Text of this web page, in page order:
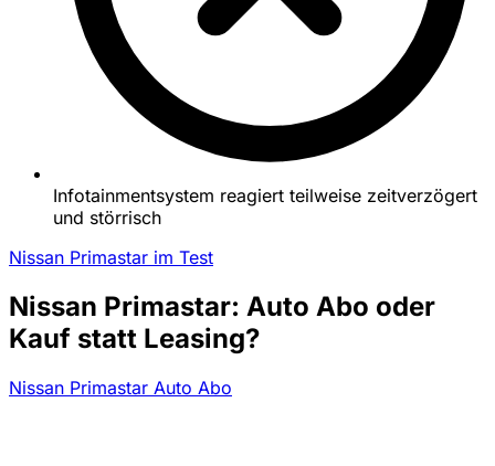
Infotainmentsystem reagiert teilweise zeitverzögert
und störrisch
Nissan Primastar im Test
Nissan Primastar: Auto Abo oder
Kauf statt Leasing?
Nissan Primastar Auto Abo